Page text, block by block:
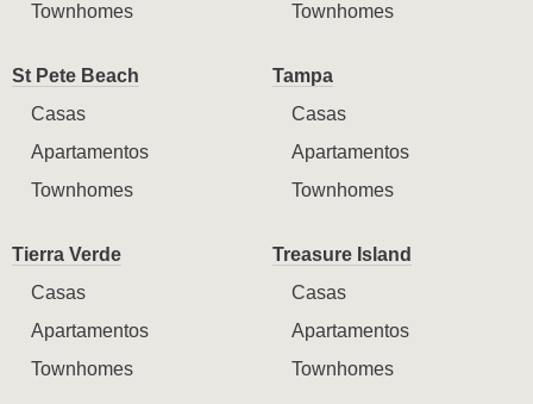
Townhomes
Townhomes
St Pete Beach
Casas
Apartamentos
Townhomes
Tampa
Casas
Apartamentos
Townhomes
Tierra Verde
Casas
Apartamentos
Townhomes
Treasure Island
Casas
Apartamentos
Townhomes